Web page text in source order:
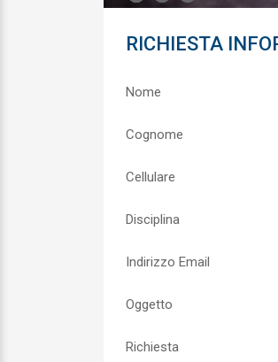
RICHIESTA
Nome
Cognome
Cellulare
Disciplina
Indirizzo Email
Oggetto
Richiesta